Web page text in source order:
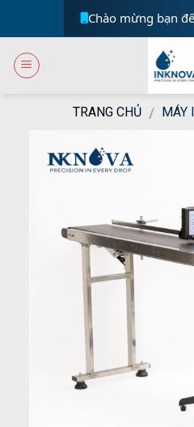
content
Chào mừng bạn
TRANG CHỦ / MÁY